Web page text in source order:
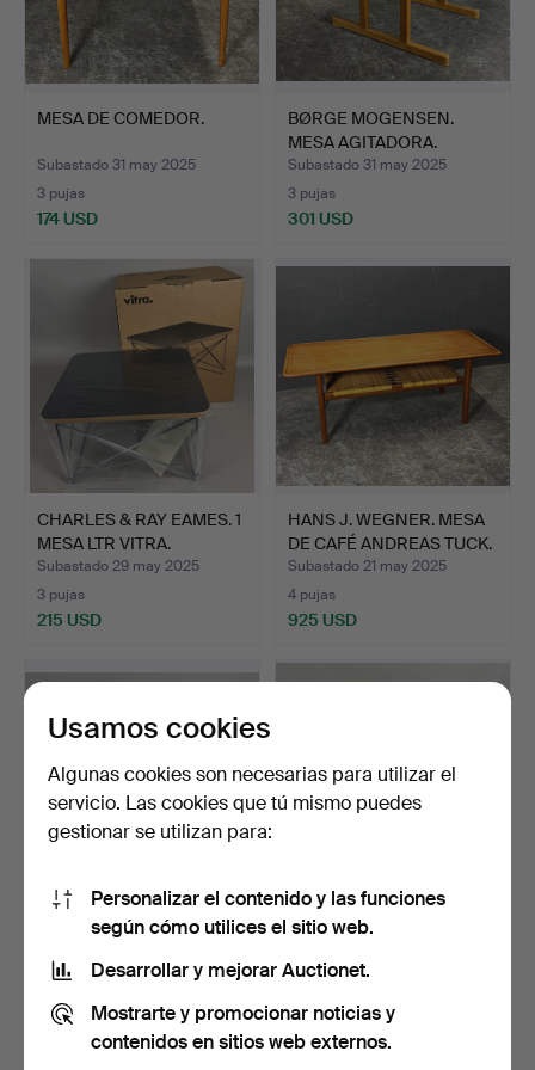
MESA DE COMEDOR.
Subastado 31 may 2025
3 pujas
174 USD
BØRGE MOGENSEN.
MESA AGITADORA.
Subastado 31 may 2025
3 pujas
301 USD
CHARLES & RAY EAMES. 1
MESA LTR VITRA.
Subastado 29 may 2025
3 pujas
215 USD
HANS J. WEGNER. MESA
DE CAFÉ ANDREAS TUCK.
Subastado 21 may 2025
4 pujas
925 USD
CHARLES & RAY EAMES. 1
MESA LTR VITRA.
Subastado 17 may 2025
203 USD
CHARLES & RAY EAMES.
Subastado 15 may 2025
405 USD
Usamos cookies
Algunas cookies son necesarias para utilizar el
servicio. Las cookies que tú mismo puedes
gestionar se utilizan para:
Personalizar el contenido y las funciones
según cómo utilices el sitio web.
Desarrollar y mejorar Auctionet.
Mostrarte y promocionar noticias y
contenidos en sitios web externos.